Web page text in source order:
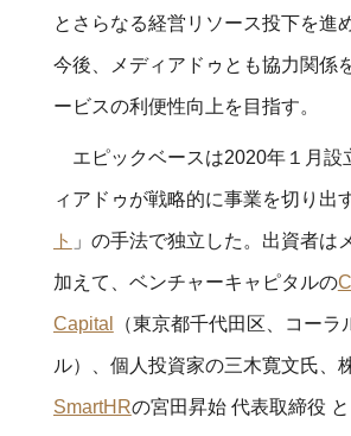
とさらなる経営リソース投下を進
今後、メディアドゥとも協力関係
ービスの利便性向上を目指す。
エピックベースは2020年１月設
ィアドゥが戦略的に事業を切り出
ト 」の手法で独立した。出資者は
加えて、ベンチャーキャピタルの
Capital （東京都千代田区、コーラ
ル）、個人投資家の三木寛文氏、
SmartHRの宮田昇始 代表取締役